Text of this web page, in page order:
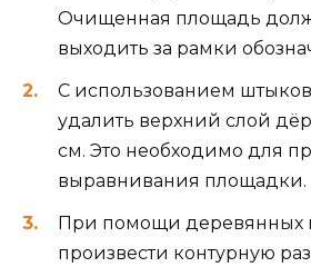
Очищенная площадь
выходить за рамки
С использованием
удалить верхний слой
см. Это необходимо для
выравнивания площадки.
При помощи деревянных
произвести контурную